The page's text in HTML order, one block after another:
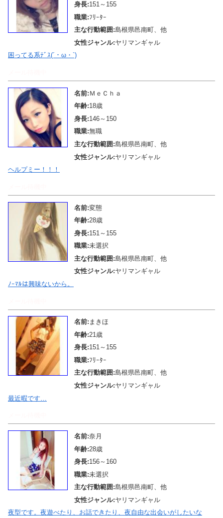
身長:151～155
職業:ﾌﾘｰﾀｰ
主な行動範囲:島根県邑南町、他
女性ジャンル:ヤリマンギャル
困ってる系ﾃﾞｽ(´・ω・`)
名前: ＭｅＣｈａ
年齢:18歳
身長:146～150
職業:無職
主な行動範囲:島根県邑南町、他
女性ジャンル:ヤリマンギャル
ヘルプミー！！！
名前:変態
年齢:28歳
身長:151～155
職業:未選択
主な行動範囲:島根県邑南町、他
女性ジャンル:ヤリマンギャル
ﾉｰﾏﾙは興味ないから。
名前: まきほ
年齢:21歳
身長:151～155
職業:ﾌﾘｰﾀｰ
主な行動範囲:島根県邑南町、他
女性ジャンル:ヤリマンギャル
最近暇です…
名前:奈月
年齢:28歳
身長:156～160
職業:未選択
主な行動範囲:島根県邑南町、他
女性ジャンル:ヤリマンギャル
夜型です。夜遊べたり、お話できたり、夜自由な出会いがしたいな